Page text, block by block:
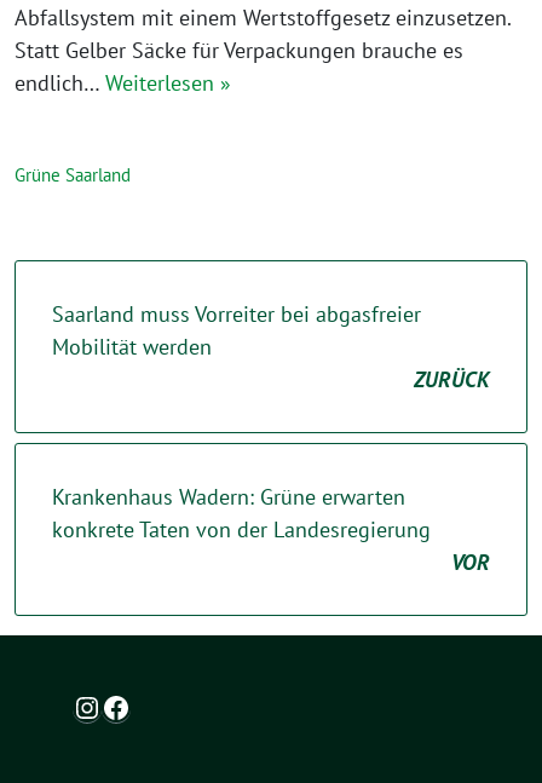
Abfallsystem mit einem Wertstoffgesetz einzusetzen.
Statt Gelber Säcke für Verpackungen brauche es
endlich… Weiterlesen »
Grüne Saarland
Saarland muss Vorreiter bei abgasfreier
Mobilität werden
ZURÜCK
Krankenhaus Wadern: Grüne erwarten
konkrete Taten von der Landesregierung
VOR
Instagram
Facebook